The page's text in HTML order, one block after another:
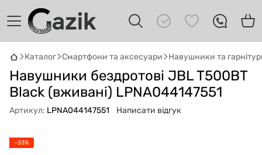
Каталог Смартфони та аксесуари Навушники та
Навушники бездротові JBL T500BT
Black (вживані) LPNA044147551
Артикул: LPNA044147551 Написати відгук
−33%
Онлайн · пошук техніки
Привіт! 👋 Я Gazik AI — допоможу